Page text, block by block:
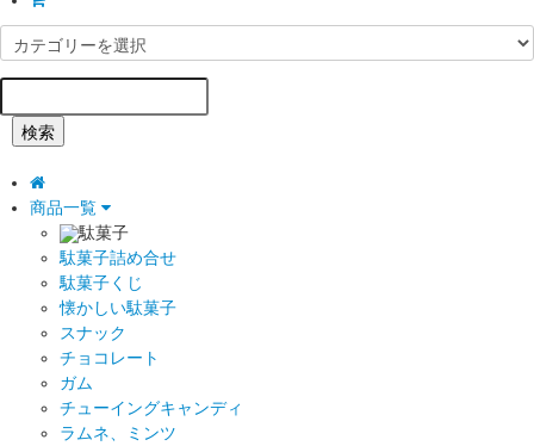
検索
商品一覧
駄菓子
駄菓子詰め合せ
駄菓子くじ
懐かしい駄菓子
スナック
チョコレート
ガム
チューイングキャンディ
ラムネ、ミンツ